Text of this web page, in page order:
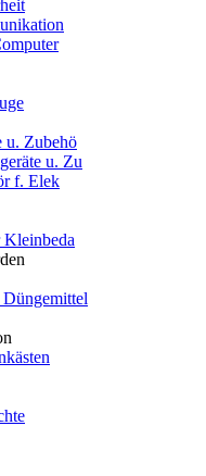
u. Zubehö
u. Zu
f. Elek
Düngemittel